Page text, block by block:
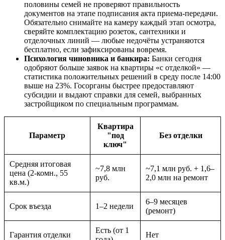
половины семей не проверяют правильность
документов на этапе подписания акта приема-передачи.
Обязательно снимайте на камеру каждый этап осмотра,
сверяйте комплектацию розеток, сантехники и
отделочных линий — любые недочёты устраняются
бесплатно, если зафиксированы вовремя.
Психология чиновника и банкира: Банки сегодня
одобряют больше заявок на квартиры «с отделкой» —
статистика положительных решений в среду после 14:00
выше на 23%. Госорганы быстрее предоставляют
субсидии и выдают справки для семей, выбранных
застройщиком по специальным программам.
Параметр
Квартира
"под
ключ"
Без отделки
Средняя итоговая
цена (2-комн., 55
кв.м.)
~7,8 млн
руб.
~7,1 млн руб. + 1,6–
2,0 млн на ремонт
Срок въезда 1–2 недели
6–9 месяцев
(ремонт)
Гарантия отделки
Есть (от 1
Нет